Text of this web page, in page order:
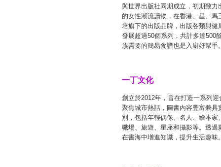
與世界出版社同期成立，初期致
的女性潮流讀物，在香港、星、
培旗下的出版品牌，出版各類與
發展超過50個系列，共計多達500
族需要的簡易食譜也是入廚好幫手
一丁文化
創立於2012年，旨在打造一系列
聚焦城市熱話，圖書內容豐富兼
別，包括年輕偶像、名人、繪本
職場、旅遊、星座和攝影等。透
在書海中增進知識，提升生活趣味